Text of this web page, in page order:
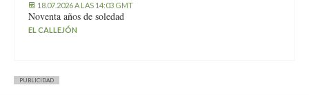
18.07.2026 A LAS 14:03 GMT
Noventa años de soledad
EL CALLEJÓN
PUBLICIDAD